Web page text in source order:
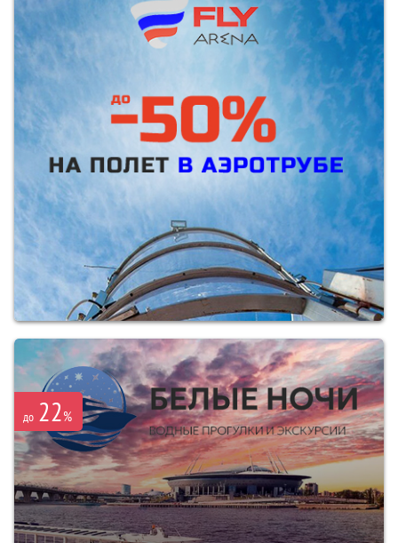
до 22%